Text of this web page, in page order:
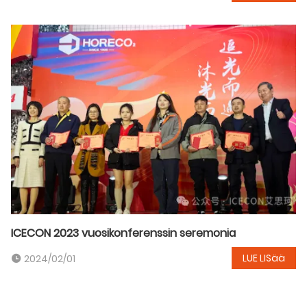
ICECON 2023 vuosikonferenssin seremonia
2024/02/01 LUE LISää